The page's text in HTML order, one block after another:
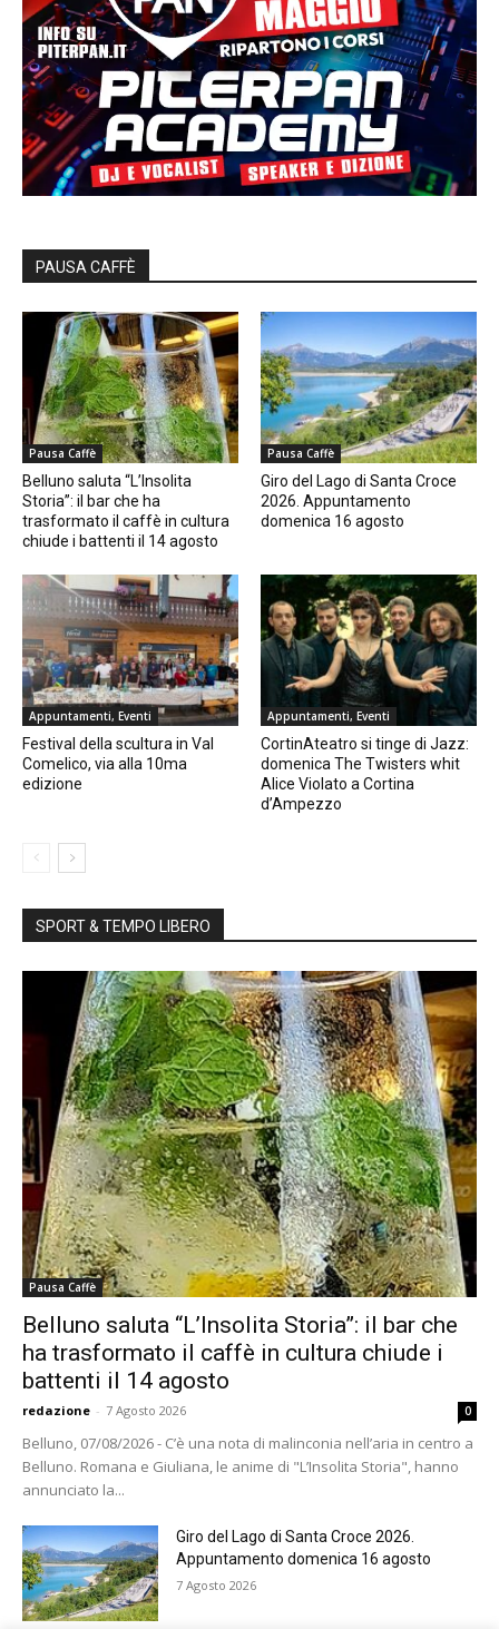
PAUSA CAFFÈ
Pausa Caffè
Belluno saluta “L’Insolita
Storia”: il bar che ha
trasformato il caffè in cultura
chiude i battenti il 14 agosto
Pausa Caffè
Giro del Lago di Santa Croce
2026. Appuntamento
domenica 16 agosto
Appuntamenti, Eventi
Festival della scultura in Val
Comelico, via alla 10ma
edizione
Appuntamenti, Eventi
CortinAteatro si tinge di Jazz:
domenica The Twisters whit
Alice Violato a Cortina
d’Ampezzo
SPORT & TEMPO LIBERO
Pausa Caffè
Belluno saluta “L’Insolita Storia”: il bar che
ha trasformato il caffè in cultura chiude i
battenti il 14 agosto
redazione - 7 Agosto 2026 0
Belluno, 07/08/2026 - C’è una nota di malinconia nell’aria in centro a
Belluno. Romana e Giuliana, le anime di "L’Insolita Storia", hanno
annunciato la...
Giro del Lago di Santa Croce 2026.
Appuntamento domenica 16 agosto
7 Agosto 2026